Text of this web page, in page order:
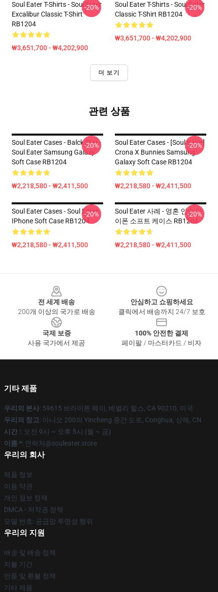
Soul Eater T-Shirts - Soul Eater
Excalibur Classic T-Shirt
RB1204
₩3,651,700 - ₩4,202,900
-20%
Soul Eater T-Shirts - Soul Eater
Classic T-Shirt RB1204
₩3,651,700 - ₩4,202,900
-20%
더 보기
관련 상품
Soul Eater Cases - Balck Star -
Soul Eater Samsung Galaxy
Soft Case RB1204
₩2,218,580 - ₩2,411,500
-20%
Soul Eater Cases - [Soul Eater]
Crona X Bunnies Samsung
Galaxy Soft Case RB1204
₩2,218,580 - ₩2,411,500
-20%
Soul Eater Cases - Soul Eater
IPhone Soft Case RB1204
₩2,218,580 - ₩2,411,500
-20%
Soul Eater 사례 - 영혼 인승 아
이폰 소프트 케이스 RB1204
₩2,218,580 - ₩2,411,500
-20%
전 세계 배송
200개 이상의 국가로 배송
안심하고 쇼핑하세요
클릭에서 배송까지 24/7 보호
국제 보증
사용 국가에서 제공
100% 안전한 결제
페이팔 / 마스터카드 / 비자
기타 제품
우리의 본사: 59615 브라이튼 웨이, 베벌리 힐스, CA 90210, 미국
우리의 창고: 아니오 200의 Yincheng 중간 도로, Conghua, 상해, CN
시간 :: 오전 9시 ~ 오후 5시 (월 ~ 금)
이름 *: 연락처@souleater.store
우리의 회사
제품 정보
이용 약관
개인 정보 정책
DMCA - 저작권 정책
모델 번호: 공급망 투명성 행위
우리의 지원
배송 및 배송 정책
지불 기간
반품 및 환불 정책
기타 제품